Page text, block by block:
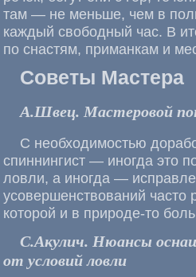
там — не меньше, чем в
каждый свободный час. В
по снастям, приманкам и
Советы Мастера
А.Швец. Мастеровой
С необходимостью
спиннингист — иногда это
ловли, а иногда —
усовершенствований
которой и в природе-то
С.Акулич. Нюансы
от условий ловли